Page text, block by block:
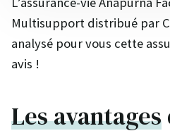
Multisupport distribué par
analysé pour vous cette
avis !
Les avantages